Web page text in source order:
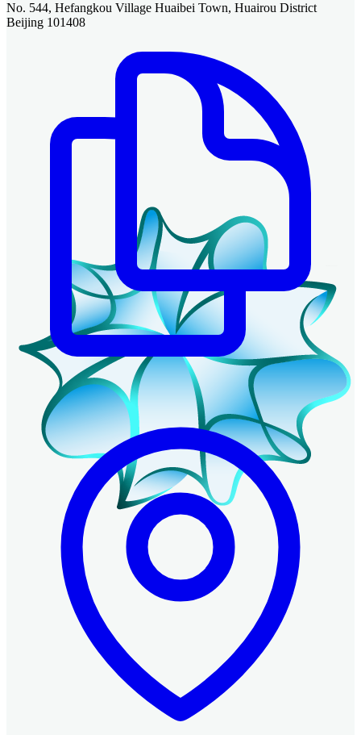
No. 544, Hefangkou Village Huaibei Town, Huairou District
Beijing 101408